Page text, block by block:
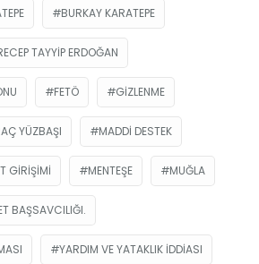
BURKAY KARATEPE
TAYYIP ERDOĞAN
FETÖ GIZLENME
YÜZBAŞI MADDI DESTEK
GIRIŞIMI MENTEŞE MUĞLA
BAŞSAVCILIĞI.
YARDIM VE YATAKLIK IDDIASI